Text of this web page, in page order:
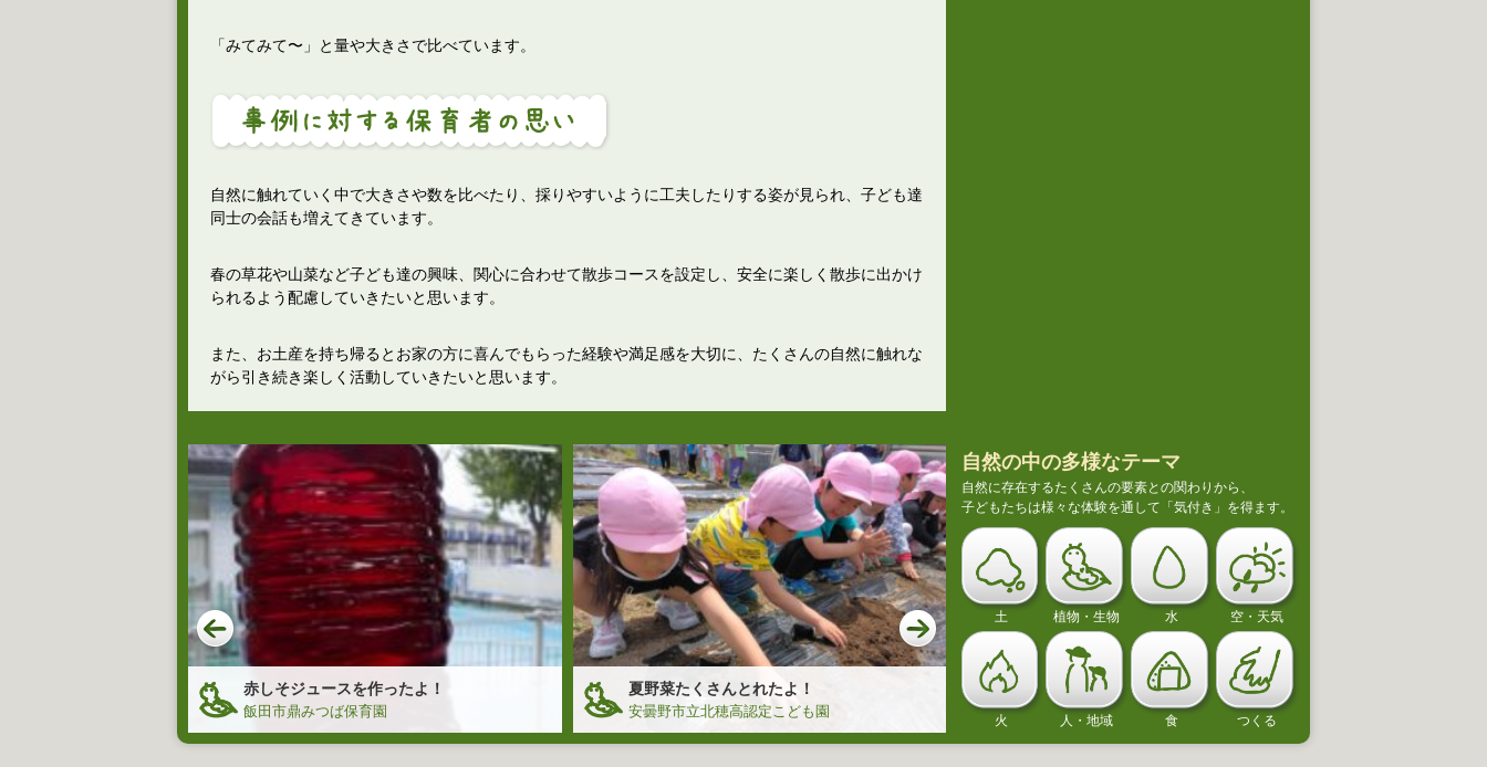
「みてみて〜」と量や大きさで比べています。
自然に触れていく中で大きさや数を比べたり、採りやすいように工夫したりする姿が見られ、子ども達
同士の会話も増えてきています。
春の草花や山菜など子ども達の興味、関心に合わせて散歩コースを設定し、安全に楽しく散歩に出かけ
られるよう配慮していきたいと思います。
また、お土産を持ち帰るとお家の方に喜んでもらった経験や満足感を大切に、たくさんの自然に触れな
がら引き続き楽しく活動していきたいと思います。
赤しそジュースを作ったよ！
飯田市鼎みつば保育園
夏野菜たくさんとれたよ！
安曇野市立北穂高認定こども園
まいた種から芽が出たよ！
安曇野市立有明あおぞら認定こども園
自然の中の多様なテーマ
自然に存在するたくさんの要素との関わりから、
子どもたちは様々な体験を通して「気付き」を得ます。
土 植物・生物 水 空・天気
火 人・地域 食 つくる